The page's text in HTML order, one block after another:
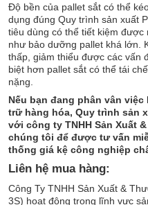
Độ bền của pallet sắt có thể
dụng đúng Quy trình sản xuất
tiêu dùng có thể tiết kiệm
như bảo dưỡng pallet khá lớn.
thấp, giảm thiểu được các
biệt hơn pallet sắt có thể tái
nặng.
Nếu bạn đang phân vân
trữ hàng hóa, Quy trình sản
với công ty TNHH Sản Xuất
chúng tôi để được tư vấn
thống giá kệ công nghiệp
Liên hệ mua hàng:
Công Ty TNHH Sản Xuất &
3S) hoạt động trong lĩnh vực